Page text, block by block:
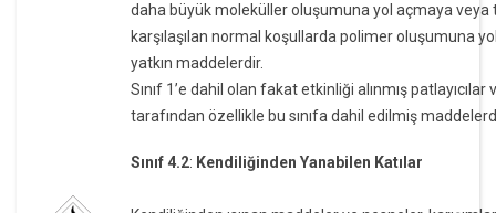
daha büyük moleküller oluşumuna yol açmaya veya
karşılaşılan normal koşullarda polimer oluşumuna
yatkın maddelerdir.
Sınıf 1’e dahil olan fakat etkinliği alınmış
tarafından özellikle bu sınıfa dahil edilmiş
Sınıf 4.2: Kendiliğinden Yanabilen Katılar